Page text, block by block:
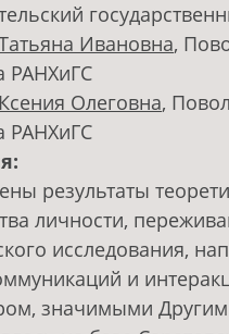
Ивановна,
РАНХиГС
Олеговна,
РАНХиГС
результаты
личности,
исследования,
и
значимыми